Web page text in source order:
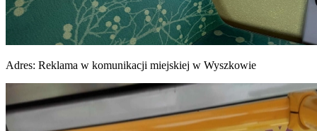
Adres: Reklama w komunikacji miejskiej w Wyszkowie